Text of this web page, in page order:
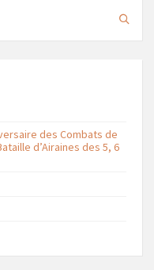
des Combats de
d’Airaines des 5, 6